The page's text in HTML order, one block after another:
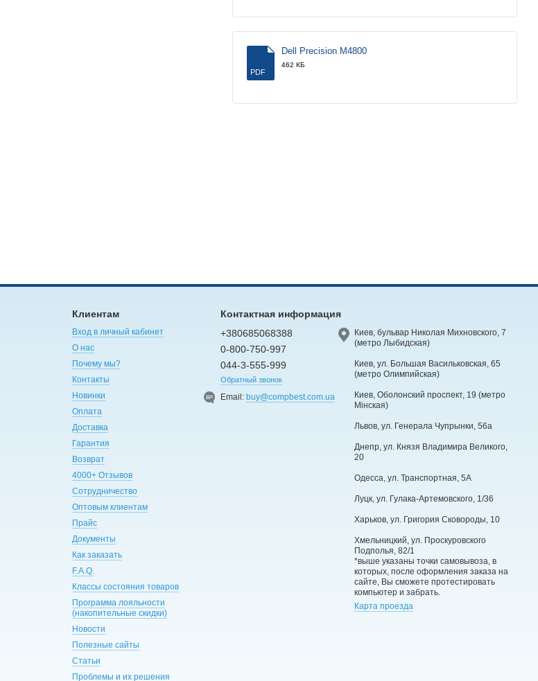
PDF
Dell Precision M4800
462 КБ
Клиентам
Вход в личный кабинет
О нас
Почему мы?
Контакты
Новинки
Оплата
Доставка
Гарантия
Возврат
4000+ Отзывов
Сотрудничество
Оптовым клиентам
Прайс
Документы
Как заказать
F.A.Q.
Классы состояния товаров
Программа лояльности
(накопительные скидки)
Новости
Полезные сайты
Статьи
Проблемы и их решения
Контактная информация
+380685068388
0-800-750-997
044-3-555-999
Обратный звонок
Email:buy@compbest.com.ua
Киев, бульвар Николая Михновского, 7
(метро Лыбидская)
Киев, ул. Большая Васильковская, 65
(метро Олимпийская)
Киев, Оболонский проспект, 19 (метро
Мінская)
Львов, ул. Генерала Чупрынки, 56а
Днепр, ул. Князя Владимира Великого,
20
Одесса, ул. Транспортная, 5А
Луцк, ул. Гулака-Артемовского, 1/36
Харьков, ул. Григория Сковороды, 10
Хмельницкий, ул. Проскуровского
Подполья, 82/1
*выше указаны точки самовывоза, в
которых, после оформления заказа на
сайте, Вы сможете протестировать
компьютер и забрать.
Карта проезда